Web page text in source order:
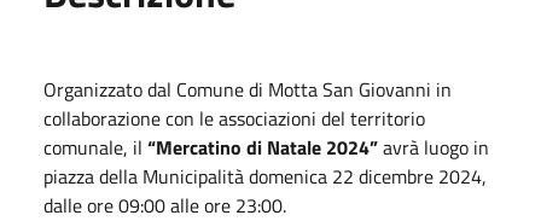
Organizzato dal Comune di Motta San Giovanni in
collaborazione con le associazioni del territorio
comunale, il “Mercatino di Natale 2024”avrà luogo in
piazza della Municipalità domenica 22 dicembre 2024,
dalle ore 09:00 alle ore 23:00.